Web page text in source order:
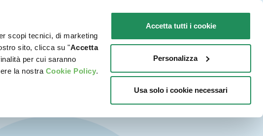
scopi tecnici, di marketing
sito, clicca su "Accetta
per cui saranno
la nostra Cookie Policy.
Accetta tutti i cookie
Personalizza
Usa solo i cookie necessari
GATTO DOVE ACQUISTARE PET NEWS